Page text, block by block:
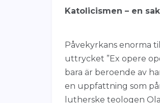
Katolicismen – en
Påvekyrkans enorma
uttrycket ”Ex opere
bara är beroende av
en uppfattning som
lutherske teologen